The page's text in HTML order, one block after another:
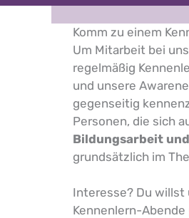
Komm zu einem
Um Mitarbeit bei
regelmäßig
und unsere
gegenseitig
Personen, die sich
Bildungsarbeit
grundsätzlich im
Interesse? Du willst
Kennenlern-